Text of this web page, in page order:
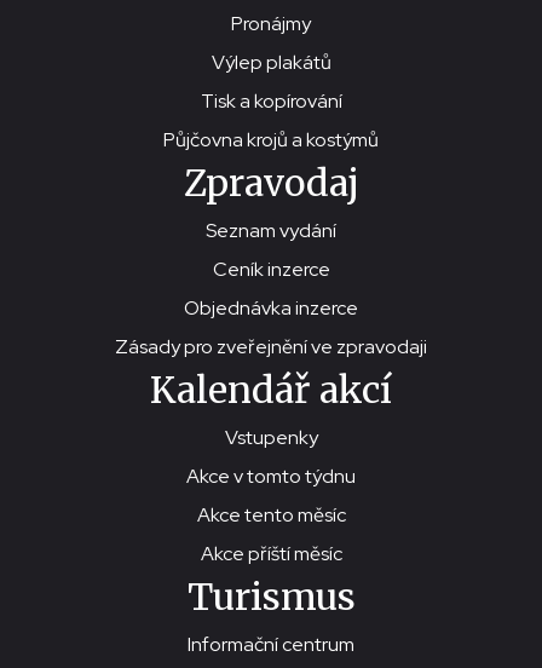
Pronájmy
Výlep plakátů
Tisk a kopírování
Půjčovna krojů a kostýmů
Zpravodaj
Seznam vydání
Ceník inzerce
Objednávka inzerce
Zásady pro zveřejnění ve zpravodaji
Kalendář akcí
Vstupenky
Akce v tomto týdnu
Akce tento měsíc
Akce příští měsíc
Turismus
Informační centrum